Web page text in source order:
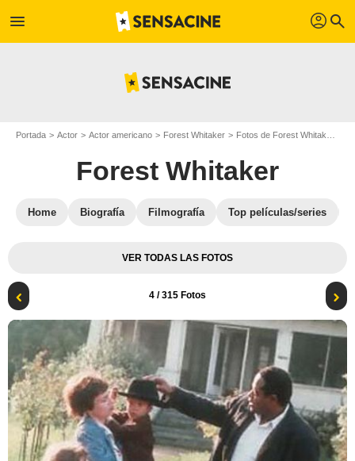
menu profil search
Portada Actor Actor americano Forest Whitaker Fotos de Forest Whitaker
Forest Whitaker
Home Biografía Filmografía Top películas/series
VER TODAS LAS FOTOS
4 / 315 Fotos